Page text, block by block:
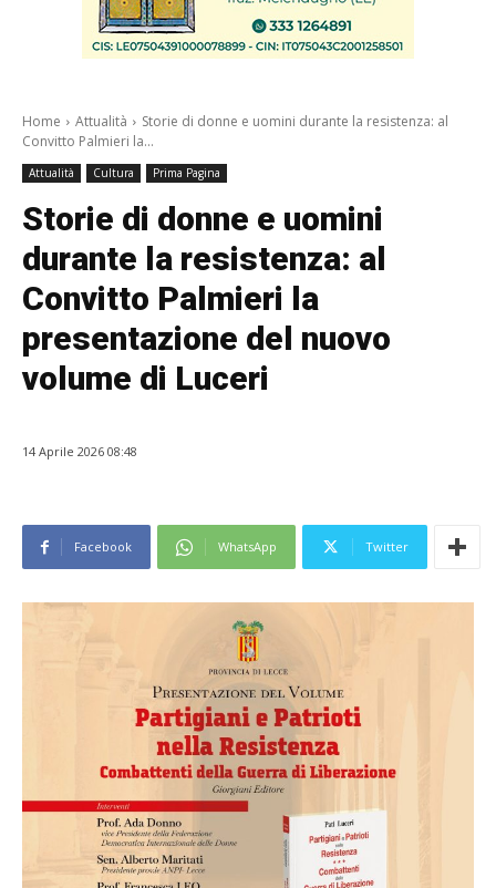
Home Attualità
Storie di donne e uomini durante la resistenza: al
Convitto Palmieri la...
Attualità Cultura Prima Pagina
Storie di donne e uomini
durante la resistenza: al
Convitto Palmieri la
presentazione del nuovo
volume di Luceri
14 Aprile 2026 08:48
Facebook WhatsApp Twitter